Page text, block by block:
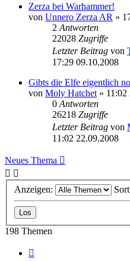
Zerza bei Warhammer!
von Unnero Zerza AR »
2 Antworten
22028 Zugriffe
Letzter Beitrag von
17:29 09.10.2008
Gibts die Elfe eigentlich
von Moly Hatchet » 11:02
0 Antworten
26218 Zugriffe
Letzter Beitrag von
11:02 22.09.2008
Neues Thema
Anzeigen:
198 Themen